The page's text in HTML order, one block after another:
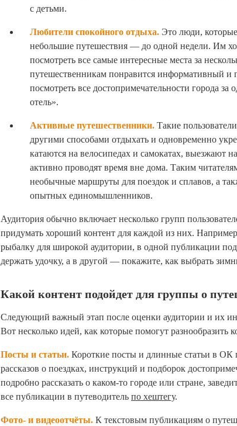
с детьми.
Любители спокойного отдыха. Это люди,
небольшие путешествия — до одной недели. Им
посмотреть все самые интересные места за
путешественникам понравится информативный и
посмотреть все достопримечательности города
отель».
Активные путешественники. Такие
другими способами отдыхать и одновременно
катаются на велосипедах и самокатах, выезжают
активно проводят время вне дома. Таким
необычные маршруты для поездок и сплавов, а
опытных единомышленников.
Аудитория обычно включает несколько групп
придумать хороший контент для каждой из них.
рыбалку для широкой аудитории, в одной публикации
держать удочку, а в другой — покажите, как выбрать
Какой контент подойдет для группы о
Следующий важный этап после оценки аудитории и их
Вот несколько идей, как которые помогут разнообразить
Посты и статьи. Короткие посты и длинные статьи в ОК
рассказов о поездках, инструкций и подборок
подробно рассказать о каком-то городе или стране,
все публикации в путеводитель по хештегу.
Фото- и видеоотчёты. К текстовым публикациям о